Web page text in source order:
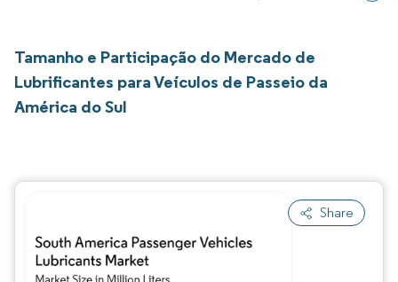
Tamanho e Participação do Mercado de
Lubrificantes para Veículos de Passeio da
América do Sul
Share